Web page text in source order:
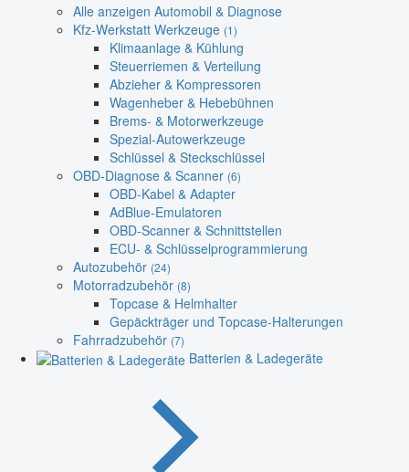
Alle anzeigen Automobil & Diagnose
Kfz-Werkstatt Werkzeuge (1)
Klimaanlage & Kühlung
Steuerriemen & Verteilung
Abzieher & Kompressoren
Wagenheber & Hebebühnen
Brems- & Motorwerkzeuge
Spezial-Autowerkzeuge
Schlüssel & Steckschlüssel
OBD-Diagnose & Scanner (6)
OBD-Kabel & Adapter
AdBlue-Emulatoren
OBD-Scanner & Schnittstellen
ECU- & Schlüsselprogrammierung
Autozubehör (24)
Motorradzubehör (8)
Topcase & Helmhalter
Gepäckträger und Topcase-Halterungen
Fahrradzubehör (7)
Batterien & Ladegeräte